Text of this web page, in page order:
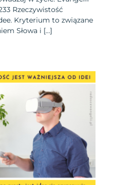
Rzeczywistość
Kryterium to związane
Słowa i […]